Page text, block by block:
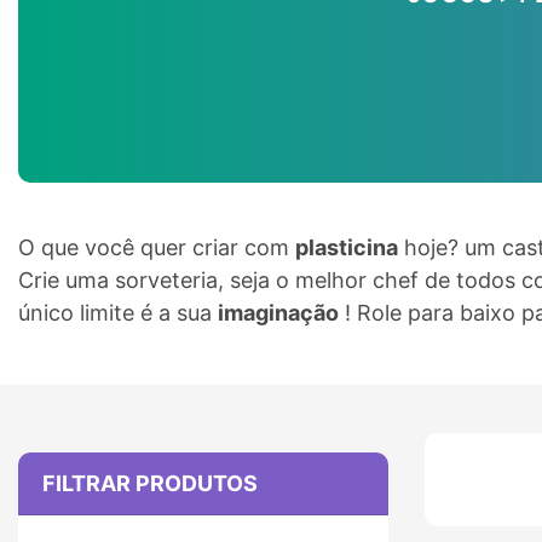
O que você quer criar com plasticina hoje? um
Crie uma sorveteria, seja o melhor chef de todos
único limite é a sua imaginação ! Role para baixo
FILTRAR PRODUTOS